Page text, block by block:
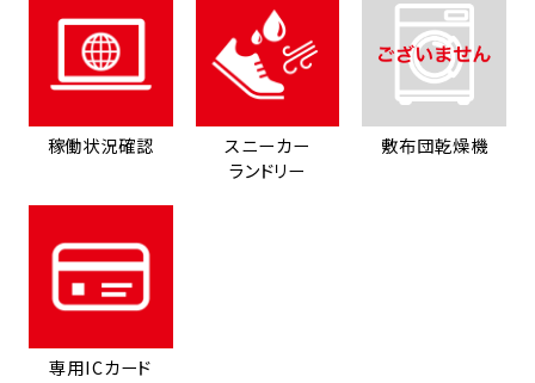
稼働状況確認
スニーカー
ランドリー
敷布団乾燥機
専用ICカード